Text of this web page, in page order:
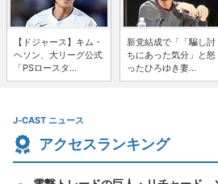
【ドジャース】キム・
ヘソン、大リーグ公式
「PSロースタ...
新党結成で「「騙し討
ちにあった気分」と怒
ったひろゆき妻...
J-CAST ニュース
アクセスランキング